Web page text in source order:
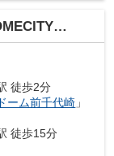
ビーツ
徒歩2分
ドーム前千代崎 」
徒歩15分